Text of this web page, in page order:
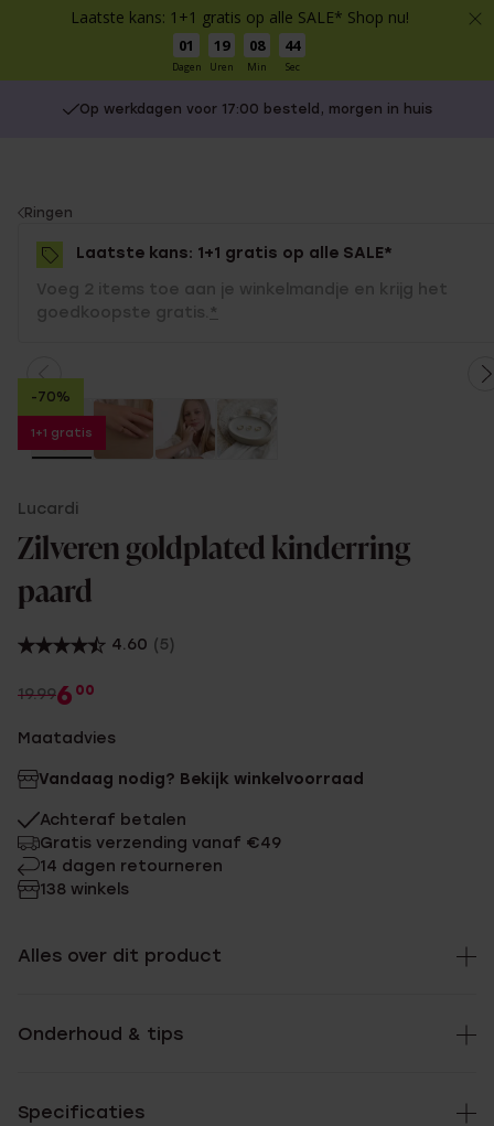
Laatste kans: 1+1 gratis op alle SALE* Shop nu!
01
Dagen
19
Uren
08
Min
44
Sec
Op werkdagen voor 17:00 besteld, morgen in huis
You
are
here:
Ringen
Laatste kans: 1+1 gratis op alle SALE*
Voeg 2 items toe aan je winkelmandje en krijg het
goedkoopste gratis. *
-70%
1+1 gratis
Lucardi
Zilveren goldplated kinderring
paard
4.60 (5)
19.996 00
Maatadvies
Vandaag nodig? Bekijk winkelvoorraad
Achteraf betalen
Gratis verzending vanaf €49
14 dagen retourneren
138 winkels
Alles over dit product
Onderhoud & tips
Specificaties